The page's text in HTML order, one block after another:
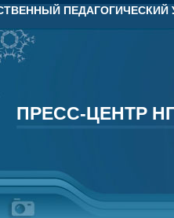
ПЕДАГОГИЧЕСКИЙ
ПРЕСС-ЦЕНТР
ПРЕСС-ЦЕНТР